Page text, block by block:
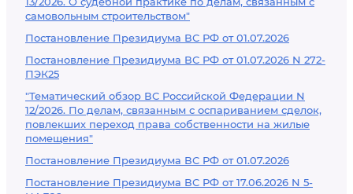
самовольным строительством"
Постановление Президиума ВС РФ от 01.07.2026
Постановление Президиума ВС РФ от 01.07.2026 N 272-
ПЭК25
"Тематический обзор ВС Российской Федерации N
12/2026. По делам, связанным с оспариванием сделок,
повлекших переход права собственности на жилые
помещения"
Постановление Президиума ВС РФ от 01.07.2026
Постановление Президиума ВС РФ от 17.06.2026 N 5-